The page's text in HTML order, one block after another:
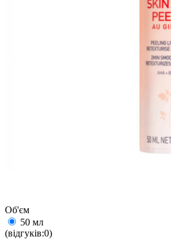
Об'єм
50 мл
(відгуків:0)